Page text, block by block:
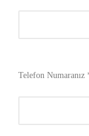
Telefon Numaranız